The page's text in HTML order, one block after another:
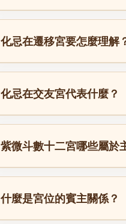
化忌在遷移宮要怎麼理解
化忌在交友宮代表什麼？
紫微斗數十二宮哪些屬於
什麼是宮位的賓主關係？